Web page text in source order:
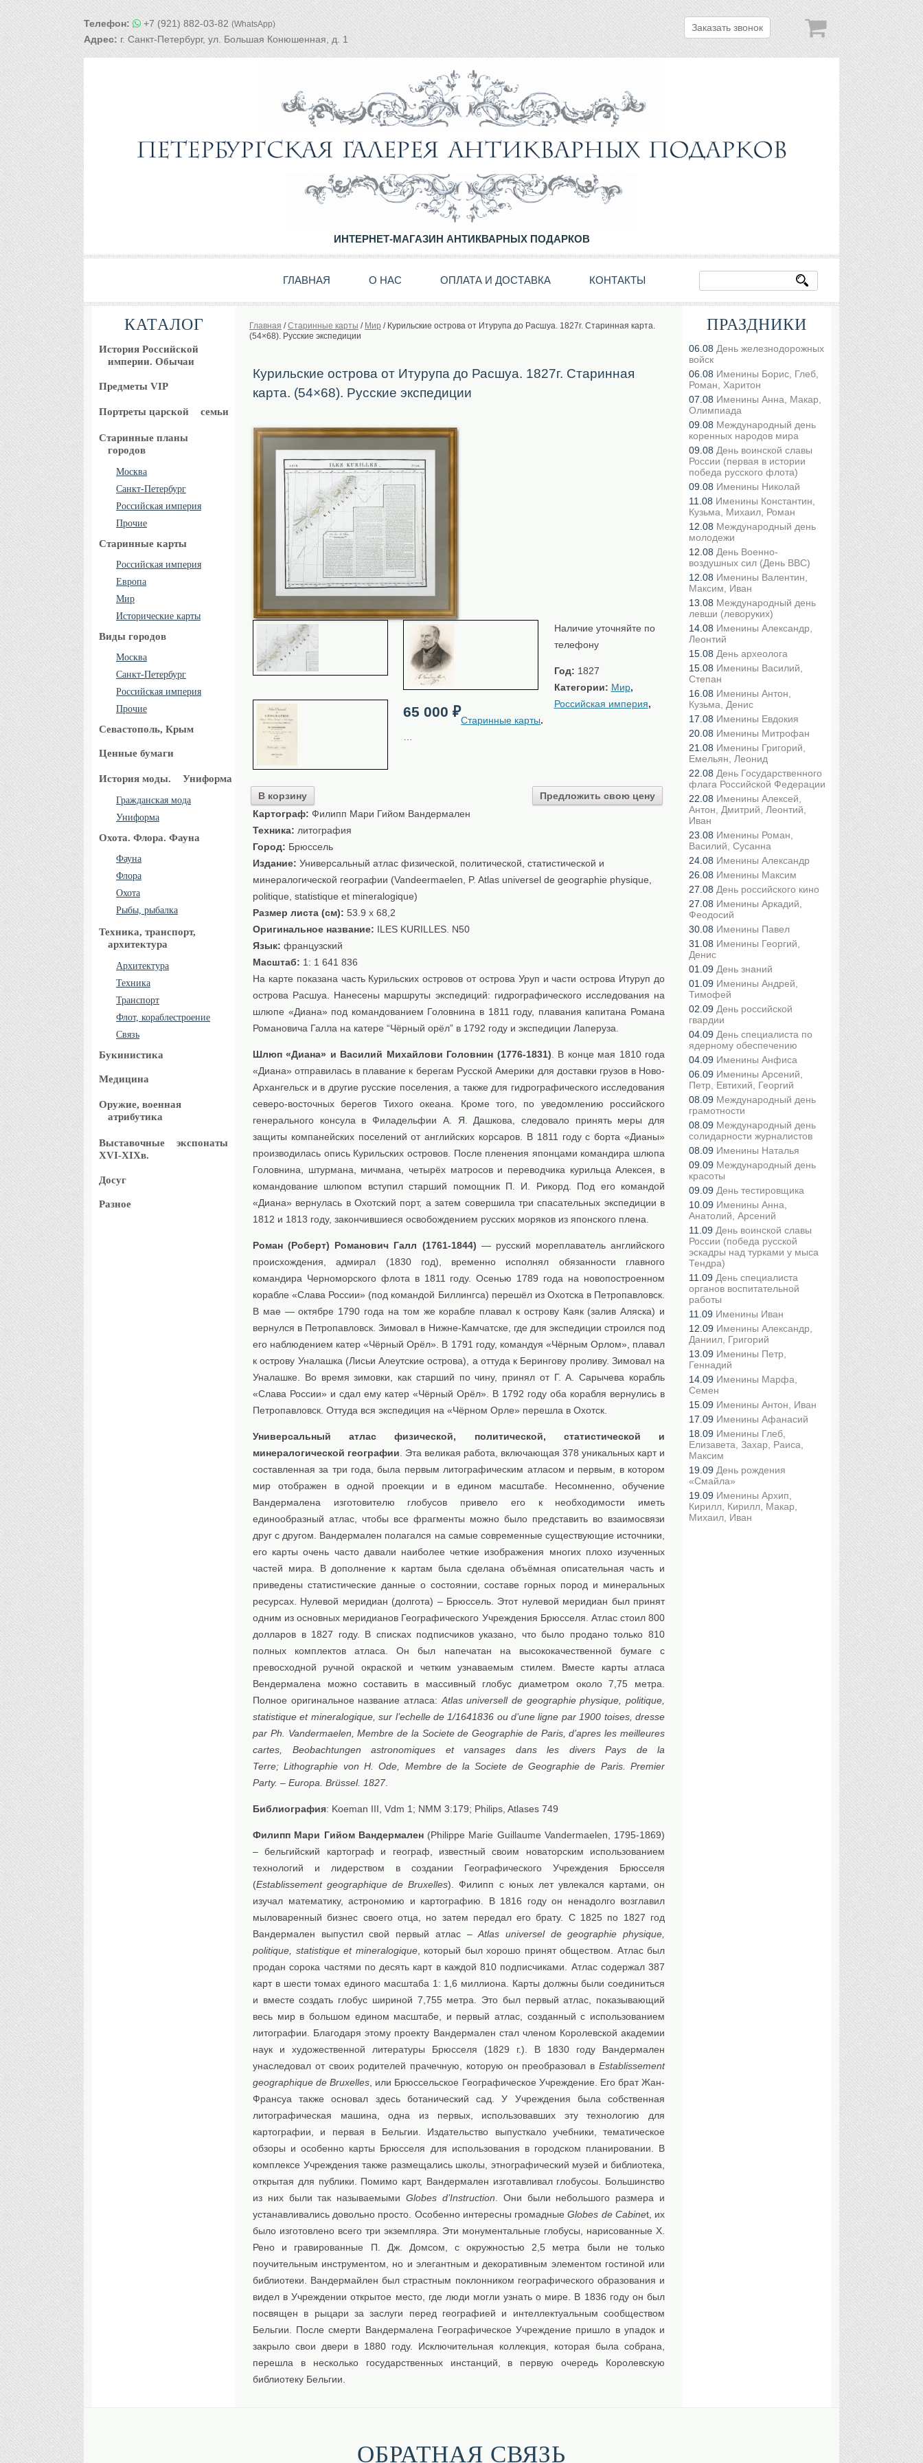
Телефон: +7 (921) 882-03-82(WhatsApp)
Адрес:г. Санкт-Петербург, ул. Большая Конюшенная, д. 1
Заказать звонок
ИНТЕРНЕТ-МАГАЗИН АНТИКВАРНЫХ ПОДАРКОВ
ГЛАВНАЯ О НАС ОПЛАТА И ДОСТАВКА КОНТАКТЫ
КАТАЛОГ
История Российской
империи. Обычаи
Предметы VIP
Портреты царской семьи
Старинные планы
городов
Москва
Санкт-Петербург
Российская империя
Прочие
Старинные карты
Российская империя
Европа
Мир
Исторические карты
Виды городов
Москва
Санкт-Петербург
Российская империя
Прочие
Севастополь, Крым
Ценные бумаги
История моды. Униформа
Гражданская мода
Униформа
Охота. Флора. Фауна
Фауна
Флора
Охота
Рыбы, рыбалка
Техника, транспорт,
архитектура
Архитектура
Техника
Транспорт
Флот, кораблестроение
Связь
Букинистика
Медицина
Оружие, военная
атрибутика
Выставочные
экспонаты
XVI-XIXв.
Досуг
Разное
Главная /Старинные карты / Мир / Курильские острова от Итурупа до Расшуа. 1827г. Старинная карта.
(54×68). Русские экспедиции
Курильские острова от Итурупа до Расшуа. 1827г. Старинная
карта. (54×68). Русские экспедиции
65 000₽
В корзину Предложить свою цену
Наличие уточняйте по
телефону
Год: 1827
Картограф: Филипп Мари Гийом Вандермален
Техника: литография
Город: Брюссель
Издание: Универсальный атлас физической, политической, статистической и
минералогической географии (Vandeermaelen, P. Atlas universel de geographie physique,
politique, statistique et mineralogique)
Размер листа (см): 53.9 x 68,2
Оригинальное название: ILES KURILLES. N50
Язык: французский
Масштаб: 1: 1 641 836
Категории: Мир,
Российская империя,
Старинные карты.
На карте показана часть Курильских островов от острова Уруп и части острова Итуруп до
острова Расшуа. Нанесены маршруты экспедиций: гидрографического исследования на
шлюпе «Диана» под командованием Головнина в 1811 году, плавания капитана Романа
Романовича Галла на катере “Чёрный орёл” в 1792 году и экспедиции Лаперуза.
Шлюп «Диана» и Василий Михайлови Головнин (1776-1831) . В конце мая 1810 года
«Диана» отправилась в плавание к берегам Русской Америки для доставки грузов в Ново-
Архангельск и в другие русские поселения, а также для гидрографического исследования
северо-восточных берегов Тихого океана. Кроме того, по уведомлению российского
генерального консула в Филадельфии А. Я. Дашкова, следовало принять меры для
защиты компанейских поселений от английских корсаров. В 1811 году с борта «Дианы»
производилась опись Курильских островов. После пленения японцами командира шлюпа
Головнина, штурмана, мичмана, четырёх матросов и переводчика курильца Алексея, в
командование шлюпом вступил старший помощник П. И. Рикорд. Под его командой
«Диана» вернулась в Охотский порт, а затем совершила три спасательных экспедиции в
1812 и 1813 году, закончившиеся освобождением русских моряков из японского плена.
Роман (Роберт) Романович Галл (1761-1844) — русский мореплаватель английского
происхождения, адмирал (1830 год), временно исполнял обязанности главного
командира Черноморского флота в 1811 году. Осенью 1789 года на новопостроенном
корабле «Слава России» (под командой Биллингса) перешёл из Охотска в Петропавловск.
В мае — октябре 1790 года на том же корабле плавал к острову Каяк (залив Аляска) и
вернулся в Петропавловск. Зимовал в Нижне-Камчатске, где для экспедиции строился под
его наблюдением катер «Чёрный Орёл». В 1791 году, командуя «Чёрным Орлом», плавал
к острову Уналашка (Лисьи Алеутские острова), а оттуда к Берингову проливу. Зимовал на
Уналашке. Во время зимовки, как старший по чину, принял от Г. А. Сарычева корабль
«Слава России» и сдал ему катер «Чёрный Орёл». В 1792 году оба корабля вернулись в
Петропавловск. Оттуда вся экспедиция на «Чёрном Орле» перешла в Охотск.
Универсальный атлас физической, политической, статистической и
минералогической географии . Эта великая работа, включающая 378 уникальных карт и
составленная за три года, была первым литографическим атласом и первым, в котором
мир отображен в одной проекции и в едином масштабе. Несомненно, обучение
Вандермалена изготовителю глобусов привело его к необходимости иметь
единообразный атлас, чтобы все фрагменты можно было представить во взаимосвязи
друг с другом. Вандермален полагался на самые современные существующие источники,
его карты очень часто давали наиболее четкие изображения многих плохо изученных
частей мира. В дополнение к картам была сделана объёмная описательная часть и
приведены статистические данные о состоянии, составе горных пород и минеральных
ресурсах. Нулевой меридиан (долгота) – Брюссель. Этот нулевой меридиан был принят
одним из основных меридианов Географического Учреждения Брюсселя. Атлас стоил 800
долларов в 1827 году. В списках подписчиков указано, что было продано только 810
полных комплектов атласа. Он был напечатан на высококачественной бумаге с
превосходной ручной окраской и четким узнаваемым стилем. Вместе карты атласа
Вендермалена можно составить в массивный глобус диаметром около 7,75 метра.
Полное оригинальное название атласа: Atlas universell de geographie physique, politique,
statistique et mineralogique, sur l’echelle de 1/1641836 ou d’une ligne par 1900 toises, dresse
par Ph. Vandermaelen, Membre de la Societe de Geographie de Paris, d’apres les meilleures
cartes, Beobachtungen astronomiques et vansages dans les divers Pays de la
Terre; Lithographie von H. Ode, Membre de la Societe de Geographie de Paris. Premier
Party. – Europa. Brüssel. 1827
Библиография: Koeman III, Vdm 1; NMM 3:179; Philips, Atlases 749
Филипп Мари Гийом Вандермален(Philippe Marie Guillaume Vandermaelen, 1795-1869)
– бельгийский картограф и географ, известный своим новаторским использованием
технологий и лидерством в создании Географического Учреждения Брюсселя
(Establissement geographique de Bruxelles). Филипп с юных лет увлекался картами, он
изучал математику, астрономию и картографию. В 1816 году он ненадолго возглавил
мыловаренный бизнес своего отца, но затем передал его брату. С 1825 по 1827 год
Вандермален выпустил свой первый атлас –Atlas universel de geographie physique,
politique, statistique et mineralogique, который был хорошо принят обществом. Атлас был
продан сорока частями по десять карт в каждой 810 подписчиками. Атлас содержал 387
карт в шести томах единого масштаба 1: 1,6 миллиона. Карты должны были соединиться
и вместе создать глобус шириной 7,755 метра. Это был первый атлас, показывающий
весь мир в большом едином масштабе, и первый атлас, созданный с использованием
литографии. Благодаря этому проекту Вандермален стал членом Королевской академии
наук и художественной литературы Брюсселя (1829 г.). В 1830 году Вандермален
унаследовал от своих родителей прачечную, которую он преобразовал в Establissement
geographique de Bruxelles , или Брюссельское Географическое Учреждение. Его брат Жан-
Франсуа также основал здесь ботанический сад. У Учреждения была собственная
литографическая машина, одна из первых, использовавших эту технологию для
картографии, и первая в Бельгии. Издательство выпусткало учебники, тематическое
обзоры и особенно карты Брюсселя для использования в городском планировании. В
комплексе Учреждения также размещались школы, этнографический музей и библиотека,
открытая для публики. Помимо карт, Вандермален изготавливал глобусоы. Большинство
из них были так называемымиGlobes d’Instruction . Они были небольшого размера и
устанавливались довольно просто. Особенно интересны громадныеGlobes de Cabinet, их
было изготовлено всего три экземпляра. Эти монументальные глобусы, нарисованные Х.
Рено и гравированные П. Дж. Домсом, с окружностью 2,5 метра были не только
поучительным инструментом, но и элегантным и декоративным элементом гостиной или
библиотеки. Вандермайлен был страстным поклонником географического образования и
видел в Учреждении открытое место, где люди могли узнать о мире. В 1836 году он был
посвящен в рыцари за заслуги перед географией и интеллектуальным сообществом
Бельгии. После смерти Вандермалена Географическое Учреждение пришло в упадок и
закрыло свои двери в 1880 году. Исключительная коллекция, которая была собрана,
перешла в несколько государственных инстанций, в первую очередь Королевскую
библиотеку Бельгии.
ПРАЗДНИКИ
06.08 День железнодорожных
войск
06.08 Именины Борис, Глеб,
Роман, Харитон
07.08 Именины Анна, Макар,
Олимпиада
09.08 Международный день
коренных народов мира
09.08 День воинской славы
России (первая в истории
победа русского флота)
09.08 Именины Николай
11.08 Именины Константин,
Кузьма, Михаил, Роман
12.08 Международный день
молодежи
12.08 День Военно-
воздушных сил (День ВВС)
12.08 Именины Валентин,
Максим, Иван
13.08 Международный день
левши (леворуких)
14.08 Именины Александр,
Леонтий
15.08 День археолога
15.08 Именины Василий,
Степан
16.08 Именины Антон,
Кузьма, Денис
17.08 Именины Евдокия
20.08 Именины Митрофан
21.08 Именины Григорий,
Емельян, Леонид
22.08 День Государственного
флага Российской Федерации
22.08 Именины Алексей,
Антон, Дмитрий, Леонтий,
Иван
23.08 Именины Роман,
Василий, Сусанна
24.08 Именины Александр
26.08 Именины Максим
27.08 День российского кино
27.08 Именины Аркадий,
Феодосий
30.08 Именины Павел
31.08 Именины Георгий,
Денис
01.09 День знаний
01.09 Именины Андрей,
Тимофей
02.09 День российской
гвардии
04.09 День специалиста по
ядерному обеспечению
04.09 Именины Анфиса
06.09 Именины Арсений,
Петр, Евтихий, Георгий
08.09 Международный день
грамотности
08.09 Международный день
солидарности журналистов
08.09 Именины Наталья
09.09 Международный день
красоты
09.09 День тестировщика
10.09 Именины Анна,
Анатолий, Арсений
11.09 День воинской славы
России (победа русской
эскадры над турками у мыса
Тендра)
11.09 День специалиста
органов воспитательной
работы
11.09 Именины Иван
12.09 Именины Александр,
Даниил, Григорий
13.09 Именины Петр,
Геннадий
14.09 Именины Марфа,
Семен
15.09 Именины Антон, Иван
17.09 Именины Афанасий
18.09 Именины Глеб,
Елизавета, Захар, Раиса,
Максим
19.09 День рождения
«Смайла»
19.09 Именины Архип,
Кирилл, Кирилл, Макар,
Михаил, Иван
ОБРАТНАЯ СВЯЗЬ